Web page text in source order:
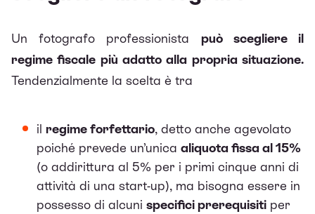
Un fotografo professionista può scegliere il
regime fiscale più adatto alla propria situazione.
Tendenzialmente la scelta è tra
il regime forfettario, detto anche agevolato
poiché prevede un’unica aliquota fissa al 15%
(o addirittura al 5% per i primi cinque anni di
attività di una start-up), ma bisogna essere in
possesso di alcuni specifici prerequisiti per